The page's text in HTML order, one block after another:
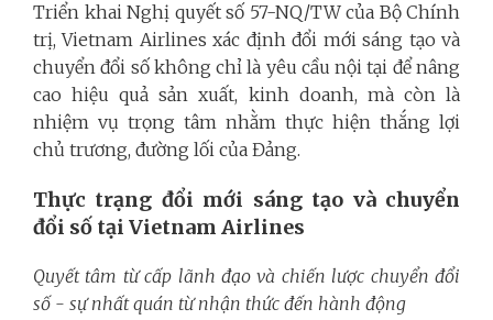
Triển khai Nghị quyết số 57-NQ/TW của Bộ Chính
trị, Vietnam Airlines xác định đổi mới sáng tạo và
chuyển đổi số không chỉ là yêu cầu nội tại để nâng
cao hiệu quả sản xuất, kinh doanh, mà còn là
nhiệm vụ trọng tâm nhằm thực hiện thắng lợi
chủ trương, đường lối của Đảng.
Thực trạng đổi mới sáng tạo và chuyển
đổi số tại Vietnam Airlines
Quyết tâm từ cấp lãnh đạo và chiến lược chuyển đổi
số - sự nhất quán từ nhận thức đến hành động